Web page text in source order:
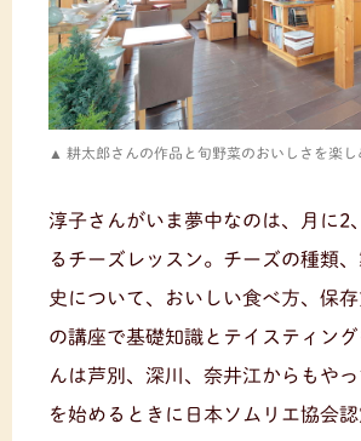
耕太郎さんの作品と旬野菜のおいしさを楽し
淳子さんがいま夢中なのは、月に2
るチーズレッスン。チーズの種類
史について、おいしい食べ方、保
の講座で基礎知識とテイスティン
んは芦別、深川、奈井江からもや
を始めるときに日本ソムリエ協会